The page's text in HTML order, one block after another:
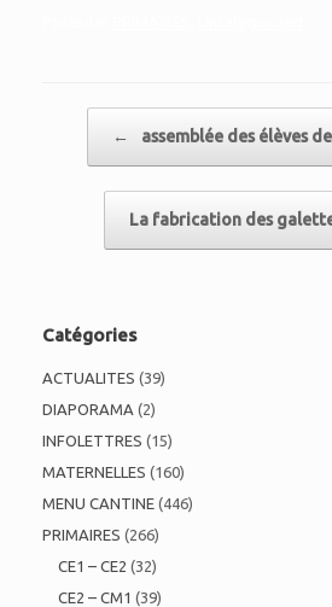
← assemblée des élèves
La fabrication des
Catégories
ACTUALITES (39)
DIAPORAMA (2)
INFOLETTRES (15)
MATERNELLES (160)
MENU CANTINE (446)
PRIMAIRES (266)
CE1 – CE2 (32)
CE2 – CM1 (39)